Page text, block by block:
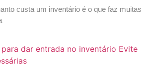
custa um inventário é o que faz muitas